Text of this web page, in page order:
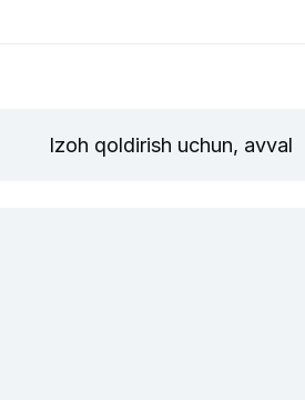
Izoh qoldirish uchun, avval